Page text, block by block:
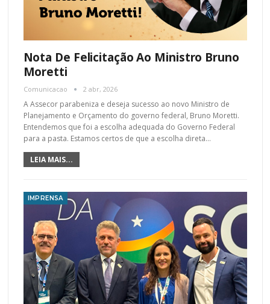
Nota De Felicitação Ao Ministro Bruno
Moretti
Comunicacao 2 abr, 2026
A Assecor parabeniza e deseja sucesso ao novo Ministro de
Planejamento e Orçamento do governo federal, Bruno Moretti.
Entendemos que foi a escolha adequada do Governo Federal
para a pasta. Estamos certos de que a escolha direta…
LEIA MAIS...
IMPRENSA